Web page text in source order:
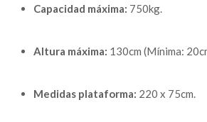
Capacidad máxima: 750kg.
Altura máxima: 130cm (Mínima:
Medidas plataforma: 220 x 75cm.